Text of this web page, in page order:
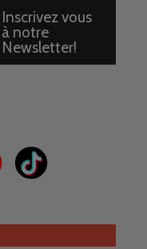
Inscrivez vous
à notre
Newsletter!